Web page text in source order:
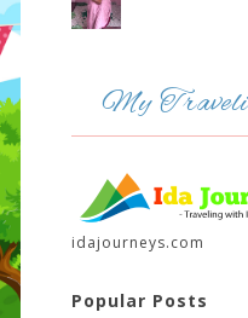
My
idajourneys.com
Popular Posts